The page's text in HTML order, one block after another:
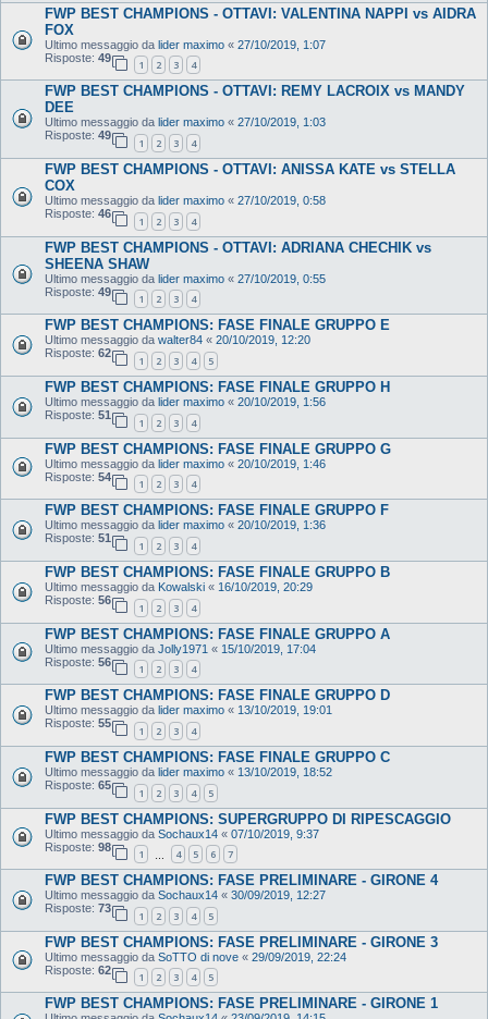
FWP BEST CHAMPIONS - OTTAVI: VALENTINA NAPPI vs AIDRA
FOX
Ultimo messaggio da lider maximo « 27/10/2019, 1:07
Risposte: 49
1 2 3 4
FWP BEST CHAMPIONS - OTTAVI: REMY LACROIX vs MANDY
DEE
Ultimo messaggio da lider maximo « 27/10/2019, 1:03
Risposte: 49
1 2 3 4
FWP BEST CHAMPIONS - OTTAVI: ANISSA KATE vs STELLA
COX
Ultimo messaggio da lider maximo « 27/10/2019, 0:58
Risposte: 46
1 2 3 4
FWP BEST CHAMPIONS - OTTAVI: ADRIANA CHECHIK vs
SHEENA SHAW
Ultimo messaggio da lider maximo « 27/10/2019, 0:55
Risposte: 49
1 2 3 4
FWP BEST CHAMPIONS: FASE FINALE GRUPPO E
Ultimo messaggio da walter84 « 20/10/2019, 12:20
Risposte: 62
1 2 3 4 5
FWP BEST CHAMPIONS: FASE FINALE GRUPPO H
Ultimo messaggio da lider maximo « 20/10/2019, 1:56
Risposte: 51
1 2 3 4
FWP BEST CHAMPIONS: FASE FINALE GRUPPO G
Ultimo messaggio da lider maximo « 20/10/2019, 1:46
Risposte: 54
1 2 3 4
FWP BEST CHAMPIONS: FASE FINALE GRUPPO F
Ultimo messaggio da lider maximo « 20/10/2019, 1:36
Risposte: 51
1 2 3 4
FWP BEST CHAMPIONS: FASE FINALE GRUPPO B
Ultimo messaggio da Kowalski « 16/10/2019, 20:29
Risposte: 56
1 2 3 4
FWP BEST CHAMPIONS: FASE FINALE GRUPPO A
Ultimo messaggio da Jolly1971 « 15/10/2019, 17:04
Risposte: 56
1 2 3 4
FWP BEST CHAMPIONS: FASE FINALE GRUPPO D
Ultimo messaggio da lider maximo « 13/10/2019, 19:01
Risposte: 55
1 2 3 4
FWP BEST CHAMPIONS: FASE FINALE GRUPPO C
Ultimo messaggio da lider maximo « 13/10/2019, 18:52
Risposte: 65
1 2 3 4 5
FWP BEST CHAMPIONS: SUPERGRUPPO DI RIPESCAGGIO
Ultimo messaggio da Sochaux14 « 07/10/2019, 9:37
Risposte: 98
1 4 5 6 7
FWP BEST CHAMPIONS: FASE PRELIMINARE - GIRONE 4
Ultimo messaggio da Sochaux14 « 30/09/2019, 12:27
Risposte: 73
1 2 3 4 5
FWP BEST CHAMPIONS: FASE PRELIMINARE - GIRONE 3
Ultimo messaggio da SoTTO di nove « 29/09/2019, 22:24
Risposte: 62
1 2 3 4 5
FWP BEST CHAMPIONS: FASE PRELIMINARE - GIRONE 1